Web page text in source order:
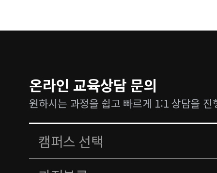
온라인 교육상담 문의
원하시는 과정을 쉽고 빠르게 1:1 상담을 진